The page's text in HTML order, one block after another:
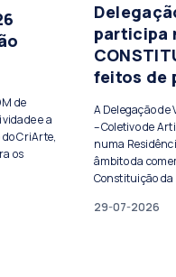
de
e a
CriArte,
os
participa
feitos de
A Delegação de
– Coletivo de
numa
âmbito da
Constituição da
29-07-2026